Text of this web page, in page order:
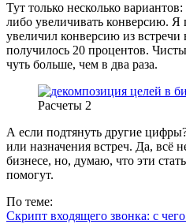
Тут только несколько
либо увеличивать конверсию.
увеличил конверсию из встречи
получилось 20 процентов.
чуть больше, чем в два раза.
Расчеты 2
А если подтянуть другие
или назначения встреч. Да, всё
бизнесе, но, думаю, что эти
помогут.
По теме:
Скрипт входящего звонка: с чего